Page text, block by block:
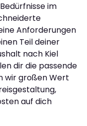
im
Anforderungen
Teil deiner
nach Kiel
dir die passende
wir großen Wert
auf dich